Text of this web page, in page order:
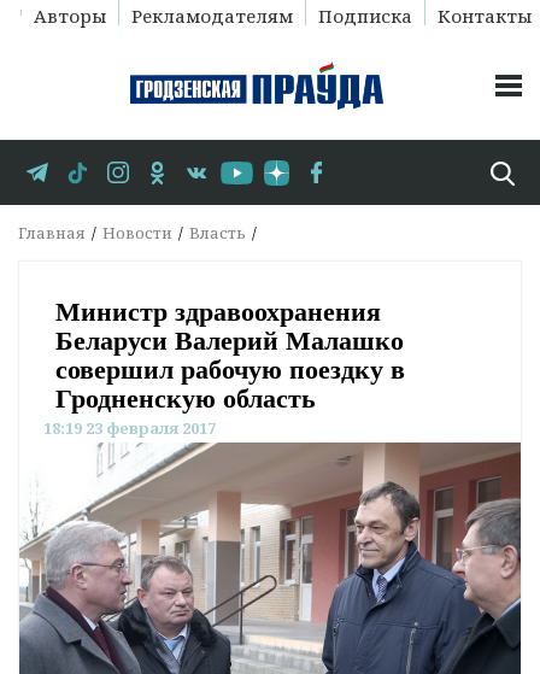
Авторы Рекламодателям Подписка Контакты
Главная Новости Власть
Министр здравоохранения
Беларуси Валерий Малашко
совершил рабочую поездку в
Гродненскую область
18:19 23 февраля 2017